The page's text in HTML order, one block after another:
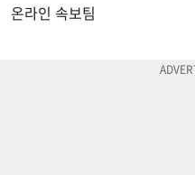
온라인 속보팀